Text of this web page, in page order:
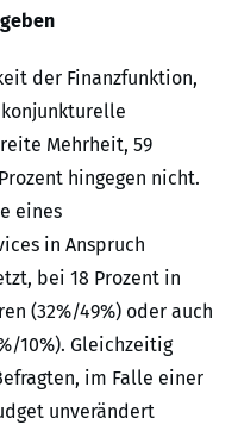
der Finanzfunktion,
Mehrheit, 59
hingegen nicht.
eines
in Anspruch
bei 18 Prozent in
(32%/49%) oder auch
10%). Gleichzeitig
im Falle einer
unverändert